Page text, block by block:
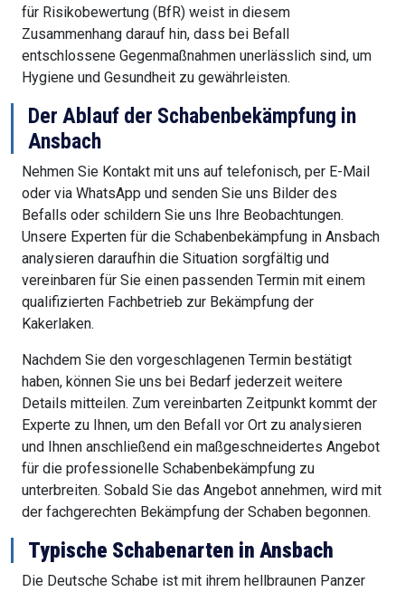
für Risikobewertung (BfR) weist in diesem
Zusammenhang darauf hin, dass bei Befall
entschlossene Gegenmaßnahmen unerlässlich sind, um
Hygiene und Gesundheit zu gewährleisten.
Der Ablauf der Schabenbekämpfung in
Ansbach
Nehmen Sie Kontakt mit uns auf telefonisch, per E-Mail
oder via WhatsApp und senden Sie uns Bilder des
Befalls oder schildern Sie uns Ihre Beobachtungen.
Unsere Experten für die Schabenbekämpfung in Ansbach
analysieren daraufhin die Situation sorgfältig und
vereinbaren für Sie einen passenden Termin mit einem
qualifizierten Fachbetrieb zur Bekämpfung der
Kakerlaken.
Nachdem Sie den vorgeschlagenen Termin bestätigt
haben, können Sie uns bei Bedarf jederzeit weitere
Details mitteilen. Zum vereinbarten Zeitpunkt kommt der
Experte zu Ihnen, um den Befall vor Ort zu analysieren
und Ihnen anschließend ein maßgeschneidertes Angebot
für die professionelle Schabenbekämpfung zu
unterbreiten. Sobald Sie das Angebot annehmen, wird mit
der fachgerechten Bekämpfung der Schaben begonnen.
Typische Schabenarten in Ansbach
Die Deutsche Schabe ist mit ihrem hellbraunen Panzer